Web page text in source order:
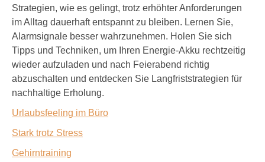
Strategien, wie es gelingt, trotz erhöhter Anforderungen
im Alltag dauerhaft entspannt zu bleiben. Lernen Sie,
Alarmsignale besser wahrzunehmen. Holen Sie sich
Tipps und Techniken, um Ihren Energie-Akku rechtzeitig
wieder aufzuladen und nach Feierabend richtig
abzuschalten und entdecken Sie Langfriststrategien für
nachhaltige Erholung.
Urlaubsfeeling im Büro
Stark trotz Stress
Gehirntraining